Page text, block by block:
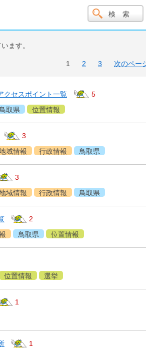
ます。
1 2 3 次のペー
クセスポイント一覧
5
鳥取県 位置情報
3
域情報 行政情報 鳥取県
3
域情報 行政情報 鳥取県
2
鳥取県 位置情報
位置情報 選挙
1
1